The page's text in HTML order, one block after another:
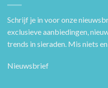
Schrijf je in voor onze
exclusieve aanbiedingen,
trends in sieraden. Mis niets
Nieuwsbrief